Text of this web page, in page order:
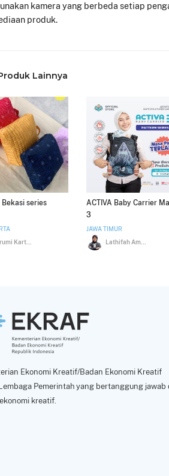
kamera yang berbeda setiap
produk.
Lainnya
Bekasi series
ACTIVA Baby Carrier
3
JAWA TIMUR
Ekonomi Kreatif/Badan Ekonomi Kreatif
Pemerintah yang bertanggung jawab
kreatif.